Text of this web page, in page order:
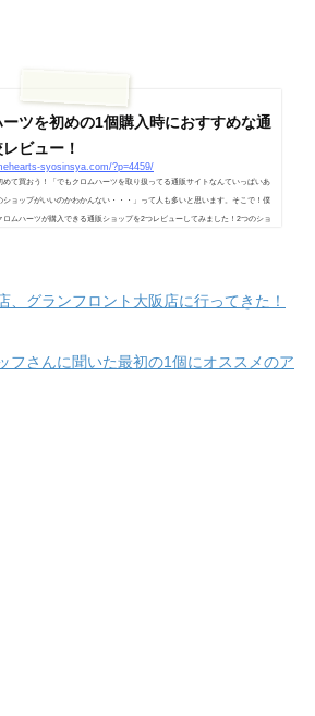
ーツを初めの1個購入時におすすめな通
ビュー！
syosinsya.com/?p=4459/
めて買おう！「でもクロムハーツを取り扱ってる通販サイトなんていっぱいあ
ショップがいいのかわかんない・・・」って人も多いと思います。そこで！僕
ロムハーツが購入できる通販ショップを2つレビューしてみました！2つのショ
グランフロント大阪店に行ってきた！
フさんに聞いた最初の1個にオススメのア